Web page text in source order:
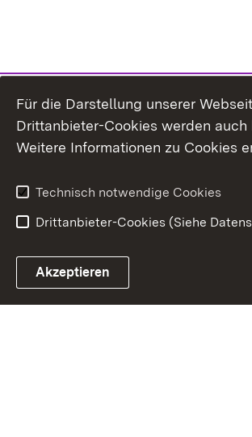
Für die Darstellung unserer
Drittanbieter-Cookies werden
Weitere Informationen zu Cookies
Technisch notwendige Cookies
Drittanbieter-Cookies (Siehe
Akzeptieren